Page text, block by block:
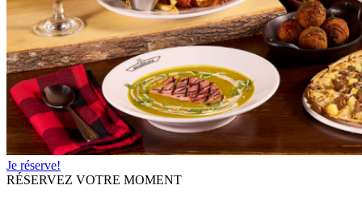
Je réserve!
RÉSERVEZ VOTRE MOMENT